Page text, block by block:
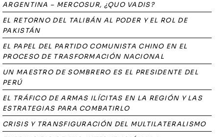
ARGENTINA – MERCOSUR, ¿QUO VADIS?
EL RETORNO DEL TALIBÁN AL PODER Y EL ROL DE
PAKISTÁN
EL PAPEL DEL PARTIDO COMUNISTA CHINO EN EL
PROCESO DE TRASFORMACIÓN NACIONAL
UN MAESTRO DE SOMBRERO ES EL PRESIDENTE DEL
PERÚ
EL TRÁFICO DE ARMAS ILÍCITAS EN LA REGIÓN Y LAS
ESTRATEGIAS PARA COMBATIRLO
CRISIS Y TRANSFIGURACIÓN DEL MULTILATERALISMO